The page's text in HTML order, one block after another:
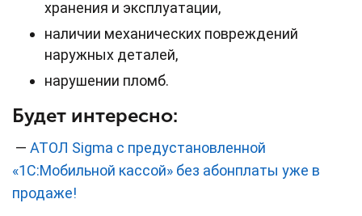
хранения и эксплуатации,
наличии механических повреждений
наружных деталей,
нарушении пломб.
Будет интересно:
— АТОЛ Sigma с предустановленной
«1C:Мобильной кассой» без абонплаты уже в
продаже!